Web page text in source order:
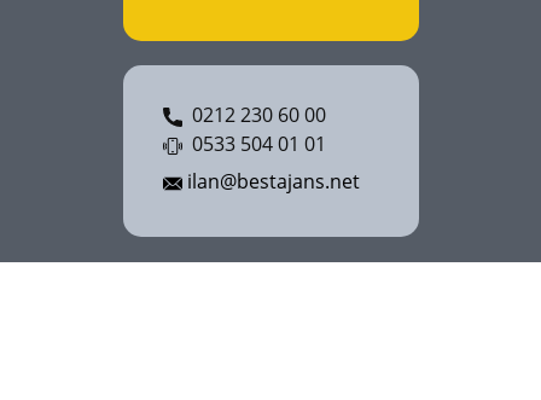
0212 230 60 00
0533 504 01 01
ilan@bestajans.net